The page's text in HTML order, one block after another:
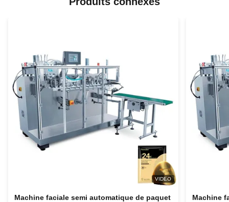
VIDEO
Machine faciale semi automatique de paquet
Machine